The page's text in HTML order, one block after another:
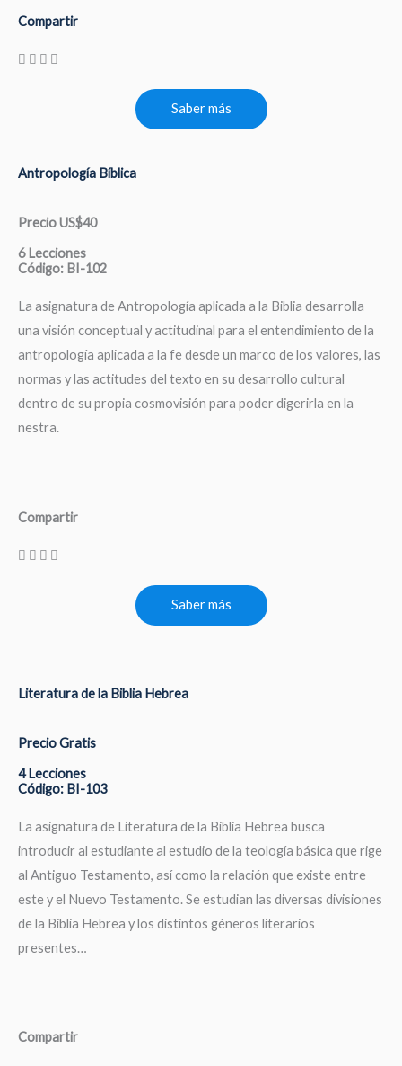
Compartir
Saber más
Antropología Bíblica
Precio US$40
6 Lecciones
Código: BI-102
La asignatura de Antropología aplicada a la Biblia desarrolla
una visión conceptual y actitudinal para el entendimiento de la
antropología aplicada a la fe desde un marco de los valores, las
normas y las actitudes del texto en su desarrollo cultural
dentro de su propia cosmovisión para poder digerirla en la
nestra.
Compartir
Saber más
Literatura de la Biblia Hebrea
Precio Gratis
4 Lecciones
Código: BI-103
La asignatura de Literatura de la Biblia Hebrea busca
introducir al estudiante al estudio de la teología básica que rige
al Antiguo Testamento, así como la relación que existe entre
este y el Nuevo Testamento. Se estudian las diversas divisiones
de la Biblia Hebrea y los distintos géneros literarios
presentes…
Compartir